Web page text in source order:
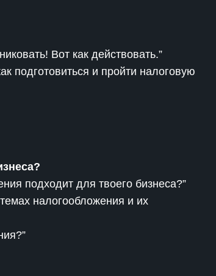
Вот как действовать.”
подготовиться и пройти налоговую
подходит для твоего бизнеса?”
налогообложения и их